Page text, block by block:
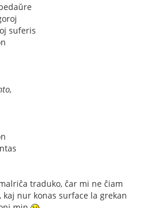
suferis
traduko, ĉar mi ne ĉiam
nur konas surface la grekan